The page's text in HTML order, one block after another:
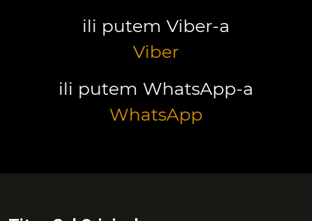
ili putem Viber-a
Viber
ili putem WhatsApp-a
WhatsApp